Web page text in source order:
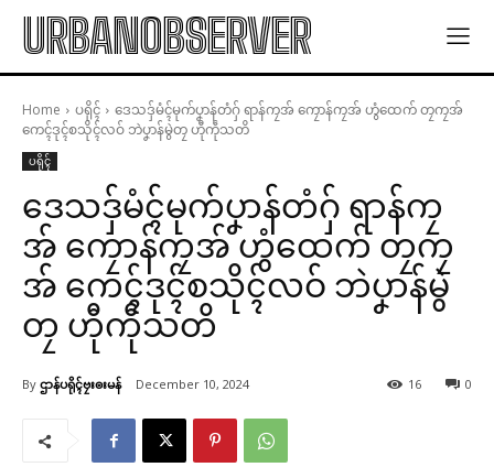
URBANOBSERVER
Home ပရိုၚ်
ဒေသဒှ်မံၚ်မုက်ပၞာန်တံဂှ် ရာန်ကၠအ် ကၠောန်ကၠအ် ဟွံထေက် တၠကၠအ်
ကေၚ်ဒုၚ်စသိုၚ်လဝ် ဘဲပၞာန်မွဲတၠ ဟီုကဵုသတိ
ပရိုၚ်
ဒေသဒှ်မံၚ်မုက်ပၞာန်တံဂှ် ရာန်ကၠ
အ် ကၠောန်ကၠအ် ဟွံထေက် တၠကၠ
အ် ကေၚ်ဒုၚ်စသိုၚ်လဝ် ဘဲပၞာန်မွဲ
တၠ ဟီုကဵုသတိ
By ဌာန်ပရိုၚ်ဗၠးၜးမန် December 10, 2024 0
16